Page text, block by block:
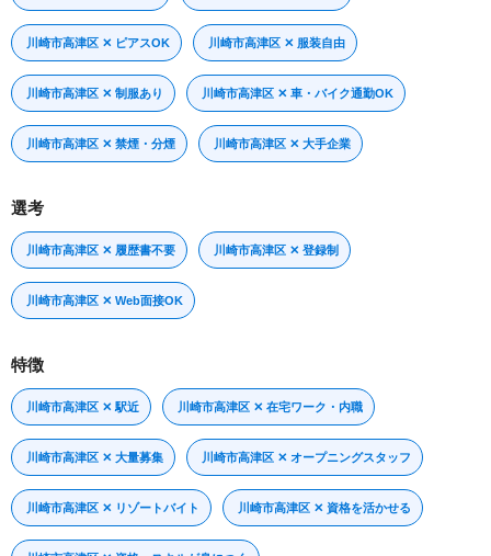
川崎市高津区 ✕ ピアスOK 川崎市高津区 ✕ 服装自由
川崎市高津区 ✕ 制服あり 川崎市高津区 ✕ 車・バイク通勤OK
川崎市高津区 ✕ 禁煙・分煙 川崎市高津区 ✕ 大手企業
選考
川崎市高津区 ✕ 履歴書不要 川崎市高津区 ✕ 登録制
川崎市高津区 ✕ Web面接OK
特徴
川崎市高津区 ✕ 駅近 川崎市高津区 ✕ 在宅ワーク・内職
川崎市高津区 ✕ 大量募集 川崎市高津区 ✕ オープニングスタッフ
川崎市高津区 ✕ リゾートバイト 川崎市高津区 ✕ 資格を活かせる